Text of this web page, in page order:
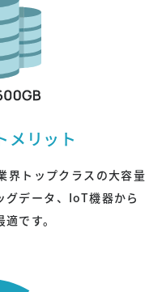
メリット
界トップクラスの大容量
グデータ、IoT機器から
です。